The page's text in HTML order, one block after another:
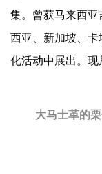
集。曾获马来西
西亚、新加坡、
化活动中展出。现
大马士革的